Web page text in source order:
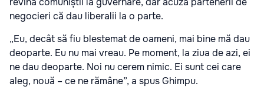
negocieri că dau liberalii la o parte.
„Eu, decât să fiu blestemat de oameni, mai bine mă dau
deoparte. Eu nu mai vreau. Pe moment, la ziua de azi, ei
ne dau deoparte. Noi nu cerem nimic. Ei sunt cei care
aleg, nouă – ce ne rămâne”, a spus Ghimpu.